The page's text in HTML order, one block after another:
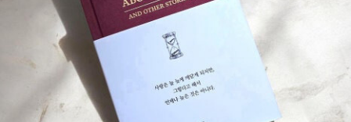
에 접어듭니다. "부디 나를 측은히 여겨 아들의 시신을 돌려주시오.
내 보물로 가득 찬 수레까지 가지고 왔으니 그걸 몸값으로 칩시다.
나는 지금 다른 아버지라면 절대 견디지 못할 일을 하고 있소. 내 아
들을 죽인자의 손에 입을 맞추고 있지 않소." 일리아스를 읽으며 가
장 마음이 아팠던 대목입니다.아들 헥토르의 시신을 찾아가기 위해
자신의 아들을 죽인 아킬레우스에게 무릎을 꿇고 그의 손에 입맞춤
을 하는 프리아모스 왕의 모습.이 과정은 아킬레우스에게 인간적인
은 때론 설렘을, 때론 답답함을, 때론 애절함을, 때론 애잔함을 남긴
사랑에 대해 말하고 쓰는 모든 것이, 사랑에 물음표를 하나씩 더 얹
을 뿐 정작 사랑이 무엇인지는 아무도 모르고 있는 것처럼 느껴져요.
그래서 사랑이라는 문제는 아직도 풀리지 않은 채 남아 있는 게 아닐
까요...그래서 저는 사랑에는 공통된 공식 같은 게 없다고 생각합니
다. 하나하나의 사랑은 그 자체로 소중할 뿐이죠. 나자에게 바람을